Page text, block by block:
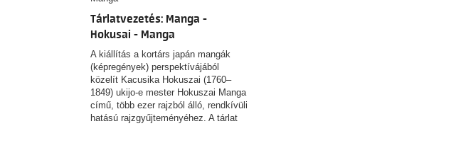
Tárlatvezetés: Manga -
Hokusai - Manga
A kiállítás a kortárs japán mangák
(képregények) perspektívájából
közelít Kacusika Hokuszai (1760–
1849) ukijo-e mester Hokuszai Manga
című, több ezer rajzból álló, rendkívüli
hatású rajzgyűjteményéhez. A tárlat